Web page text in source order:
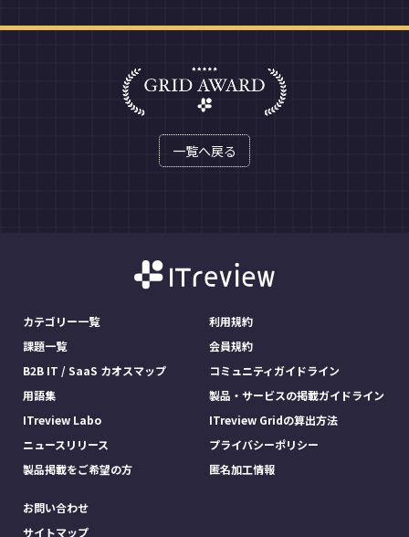
一覧へ戻る
カテゴリー一覧
課題一覧
B2B IT / SaaS カオスマップ
用語集
ITreview Labo
ニュースリリース
製品掲載をご希望の方
利用規約
会員規約
コミュニティガイドライン
製品・サービスの掲載ガイドライン
ITreview Gridの算出方法
プライバシーポリシー
匿名加工情報
お問い合わせ
サイトマップ